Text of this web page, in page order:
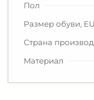
Пол
Размер обуви, EU
Страна
Материал